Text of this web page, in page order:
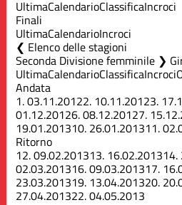
UltimaCalendarioClassificaIncroci
Finali
UltimaCalendarioIncroci
Elenco delle stagioni
Seconda Divisione femminile ❯
UltimaCalendarioClassificaIncroci
Andata
1.03.11.20122. 10.11.20123.
01.12.20126.08.12.20127.
19.01.201310. 26.01.201311.
Ritorno
12.09.02.201313. 16.02.201314.
02.03.201316.09.03.201317.
23.03.201319. 13.04.201320.
27.04.201322.04.05.2013